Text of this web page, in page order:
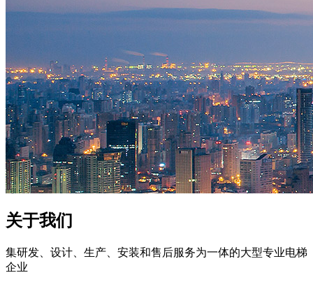
关于我们
集研发、设计、生产、安装和售后服务为一体的大型专业电梯
企业